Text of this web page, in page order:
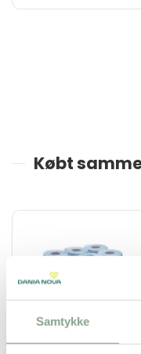
Samtykke
Købt